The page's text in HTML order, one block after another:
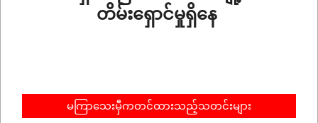
တိမ်းရှောင်မှုရှိနေ
မကြာသေးမှီကတင်ထားသည့်သတင်းများ